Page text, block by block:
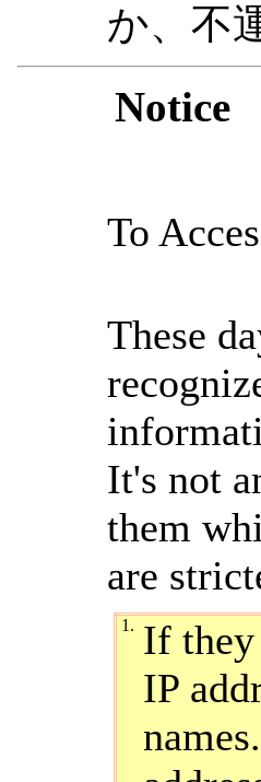
か、不
Notice
To
These
It's not
them
are
1. If
IP